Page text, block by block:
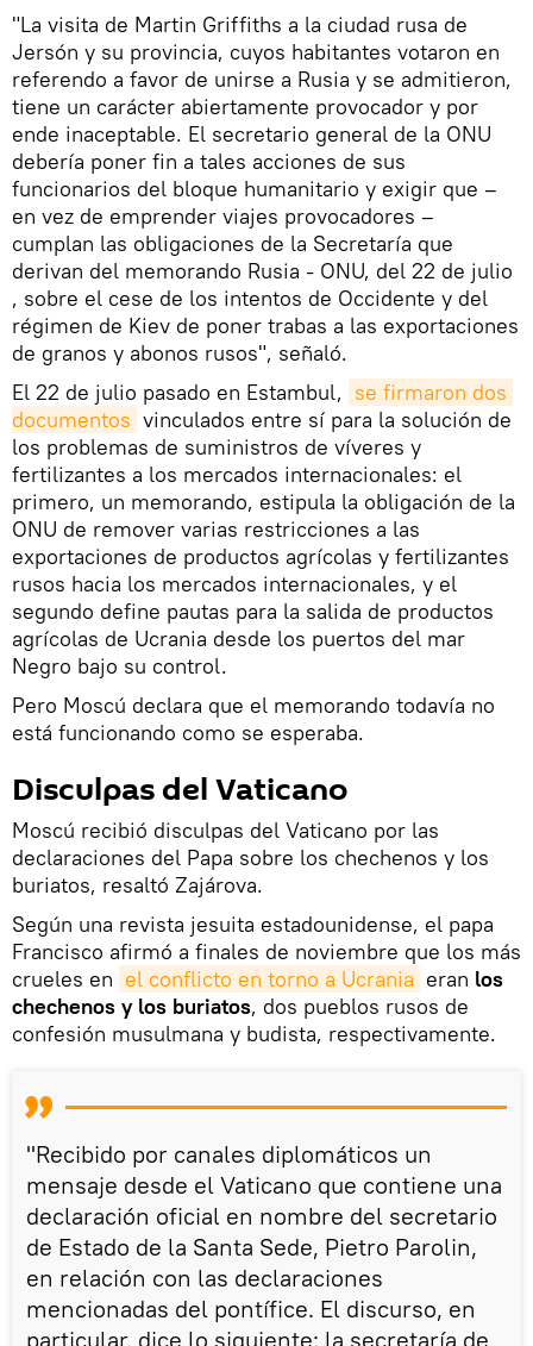
"La visita de Martin Griffiths a la ciudad rusa de
Jersón y su provincia, cuyos habitantes votaron en
referendo a favor de unirse a Rusia y se admitieron,
tiene un carácter abiertamente provocador y por
ende inaceptable. El secretario general de la ONU
debería poner fin a tales acciones de sus
funcionarios del bloque humanitario y exigir que –
en vez de emprender viajes provocadores –
cumplan las obligaciones de la Secretaría que
derivan del memorando Rusia - ONU, del 22 de julio
, sobre el cese de los intentos de Occidente y del
régimen de Kiev de poner trabas a las exportaciones
de granos y abonos rusos", señaló.
El 22 de julio pasado en Estambul, se firmaron dos
documentos vinculados entre sí para la solución de
los problemas de suministros de víveres y
fertilizantes a los mercados internacionales: el
primero, un memorando, estipula la obligación de la
ONU de remover varias restricciones a las
exportaciones de productos agrícolas y fertilizantes
rusos hacia los mercados internacionales, y el
segundo define pautas para la salida de productos
agrícolas de Ucrania desde los puertos del mar
Negro bajo su control.
Pero Moscú declara que el memorando todavía no
está funcionando como se esperaba.
Disculpas del Vaticano
Moscú recibió disculpas del Vaticano por las
declaraciones del Papa sobre los chechenos y los
buriatos, resaltó Zajárova.
Según una revista jesuita estadounidense, el papa
Francisco afirmó a finales de noviembre que los más
crueles en el conflicto en torno a Ucrania eran los
chechenos y los buriatos, dos pueblos rusos de
confesión musulmana y budista, respectivamente.
"Recibido por canales diplomáticos un
mensaje desde el Vaticano que contiene una
declaración oficial en nombre del secretario
de Estado de la Santa Sede, Pietro Parolin,
en relación con las declaraciones
mencionadas del pontífice. El discurso, en
particular, dice lo siguiente: la secretaría de